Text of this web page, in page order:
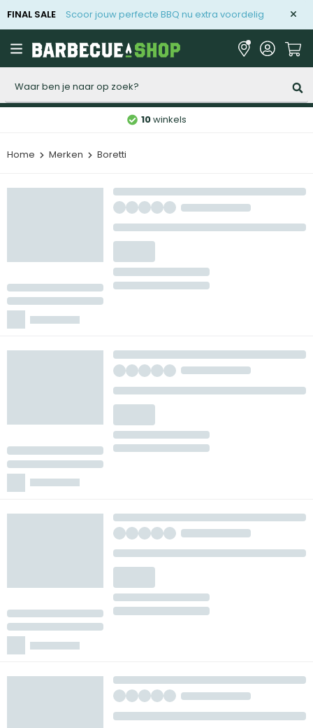
FINAL SALE Scoor jouw perfecte BBQ nu extra voordelig
10winkels
Home Merken Boretti